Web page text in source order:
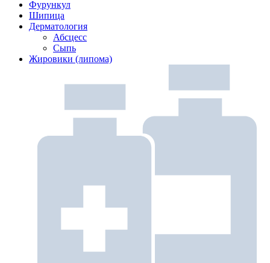
Фурункул
Шипица
Дерматология
Абсцесс
Сыпь
Жировики (липома)